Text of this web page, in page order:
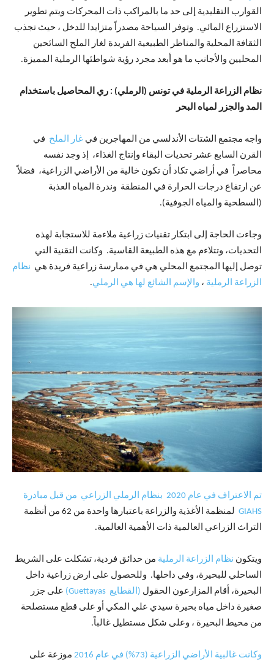
القوارب التقليدية إلى حد ما بالمراكب ذات المحركات ويتم تطوير
الاستزراع المائي. وتوفر السياحة مصدراً متزايدا للدخل ، حيث تجذب
الثقافة المحلية والمناظر الطبيعية الفريدة لغار الملح السائحين
المحليين والأجانب ما هو أبعد مجرد رؤية شواطئها الرملية المميزة.
نظام الزراعة الرملية في تونس (الرملي) : ري المحاصيل باستخدام
المد والجزر لمياه البحر
واجه مجتمع الشتات الأندلسي من المهاجرين في غار الملح في
القرن السابع عشر تحديات البقاء وإنتاج الغذاء، إذ وجد نفسه
محاصراً في أراضي تكاد أن تكون خالية من الأراضي الزراعية، فضلاً
عن ارتفاع درجات الحرارة في المنطقة وندرة المياه العذبة
(السطحية والمياه الجوفية).
وجاءت الحاجة إلى ابتكار تقنيات زراعية ملاءمة للاستجابة لهذه
التحديات، وتتلاءم مع هذه الطبيعة القاسية. وكانت التقنية التي
توصل إليها المجتمع المحلي هي في ممارسة زراعية فريدة هي نظام
الزراعة الرملية ، والإسم الشائع لها هي الرملي.
تم الاعتراف في عام 2020 بنظام الرملي الزراعي من قبل مبادرة
GIAHS
لمنظمة الأغذية والزراعة باعتبارها واحدة من 62 من أنظمة
التراث الزراعي العالمية ذات الأهمية العالمية.
ويتكون نظام الزراعة الرملية من حدائق فردية، تشكلت على الشريط
الساحلي للبحيرة، وفي داخلها. وللحصول على ارض زراعية داخل
البحيرة، أقام المزارعون الحقول (القطايع Guettayas)
على جزر
صغيرة داخل مياه بحيرة سيدي علي المكي أو على قطع مستصلحة
من محيط البحيرة ، وعلى شكل مستطيل غالباً.
وكانت غالبية الأراضي الزراعية (73%) في عام 2016
موزعة على